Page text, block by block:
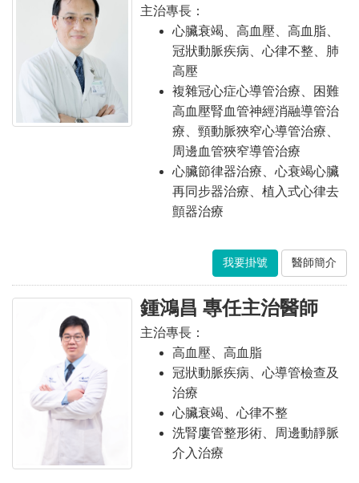
主治專長：
心臟衰竭、高血壓、高血脂、
冠狀動脈疾病、心律不整、肺
高壓
複雜冠心症心導管治療、困難
高血壓腎血管神經消融導管治
療、頸動脈狹窄心導管治療、
周邊血管狹窄導管治療
心臟節律器治療、心衰竭心臟
再同步器治療、植入式心律去
顫器治療
我要掛號 醫師簡介
鍾鴻昌 專任主治醫師
主治專長：
高血壓、高血脂
冠狀動脈疾病、心導管檢查及
治療
心臟衰竭、心律不整
洗腎廔管整形術、周邊動靜脈
介入治療